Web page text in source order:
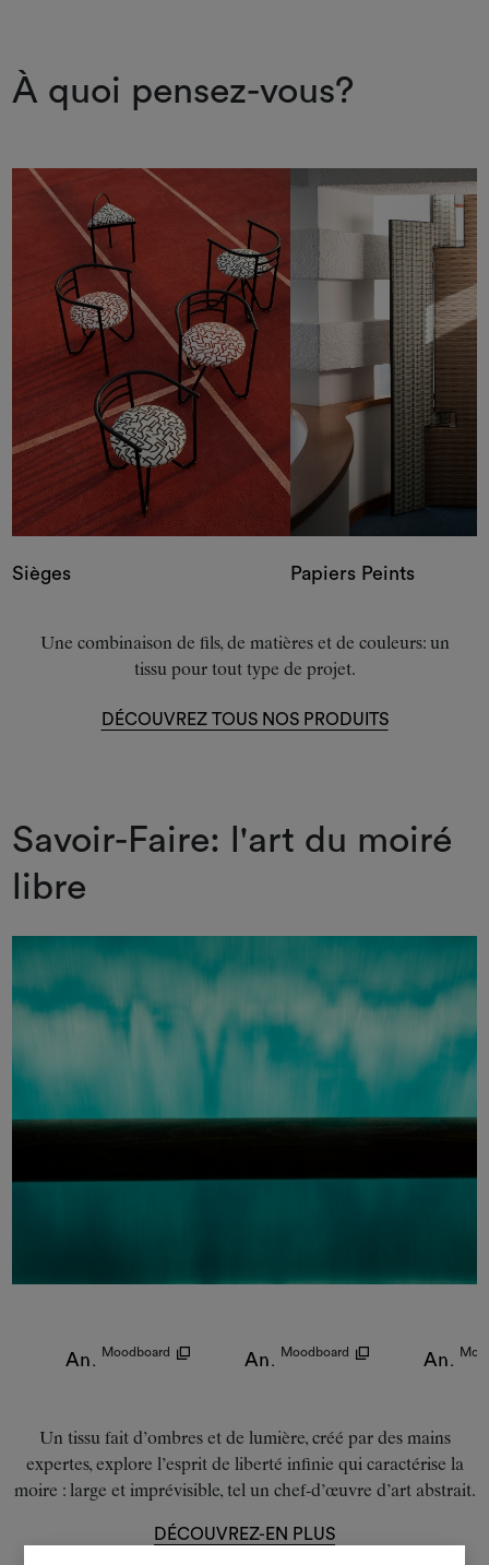
À quoi pensez-vous?
Sièges Papiers Peints
Une combinaison de fils, de matières et de couleurs: un
tissu pour tout type de projet.
DÉCOUVREZ TOUS NOS PRODUITS
Savoir-Faire: l'art du moiré
libre
Moodboard
Amoir Libre Moodboard
Amoir Libre Amoir
Un tissu fait d’ombres et de lumière, créé par des mains
expertes, explore l’esprit de liberté infinie qui caractérise la
moire : large et imprévisible, tel un chef-d’œuvre d’art abstrait.
DÉCOUVREZ-EN PLUS